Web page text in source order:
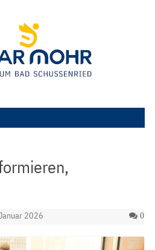
Zum Inhalt springen
2026 0